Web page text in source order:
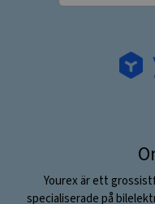
Yourex är ett
specialiserade på